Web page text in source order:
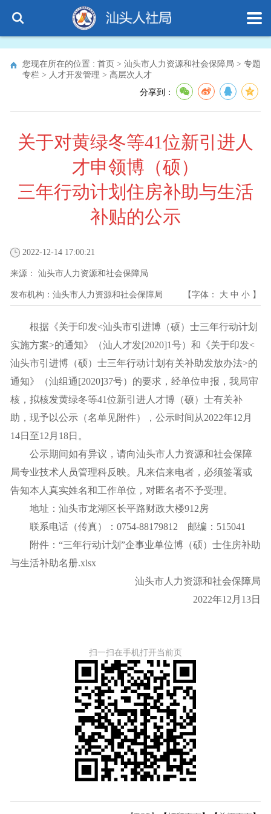
您现在所在的位置 : 首页 > 汕头市人力资源和社会保障局 > 专题
专栏 > 人才开发管理 > 高层次人才
分享到：
关于对黄绿冬等41位新引进人
才申领博（硕）
三年行动计划住房补助与生活
补贴的公示
2022-12-14 17:00:21
来源： 汕头市人力资源和社会保障局
发布机构： 汕头市人力资源和社会保障局 【字体： 大 中 小 】
根据《关于印发<汕头市引进博（硕）士三年行动计划
实施方案>的通知》（汕人才发[2020]1号）和《关于印发<
汕头市引进博（硕）士三年行动计划有关补助发放办法>的
通知》（汕组通[2020]37号）的要求，经单位申报，我局审
核，拟核发黄绿冬等41位新引进人才博（硕）士有关补
助，现予以公示（名单见附件），公示时间从2022年12月
14日至12月18日。
公示期间如有异议，请向汕头市人力资源和社会保障
局专业技术人员管理科反映。凡来信来电者，必须签署或
告知本人真实姓名和工作单位，对匿名者不予受理。
地址：汕头市龙湖区长平路财政大楼912房
联系电话（传真）：0754-88179812 邮编：515041
附件： “三年行动计划”企事业单位博（硕）士住房补助
与生活补助名册.xlsx
汕头市人力资源和社会保障局
2022年12月13日
扫一扫在手机打开当前页